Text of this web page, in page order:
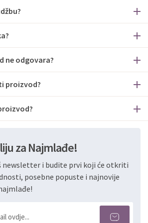
ne odgovara?
proizvod?
za Najmlađe!
newsletter i budite prvi koji će otkriti
posebne popuste i najnovije